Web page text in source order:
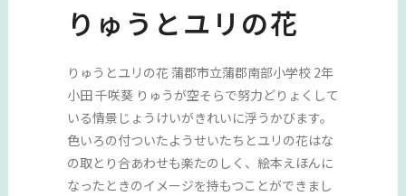
りゅうとユリの花
りゅうとユリの花 蒲郡市立蒲郡南部小学校 2年
小田 千咲葵 りゅうが空そらで努力どりょくして
いる情景じょうけいがきれいに浮うかびます。
色いろの付ついたようせいたちとユリの花はな
の取とり合あわせも楽たのしく、絵本えほんに
なったときのイメージを持もつことができまし